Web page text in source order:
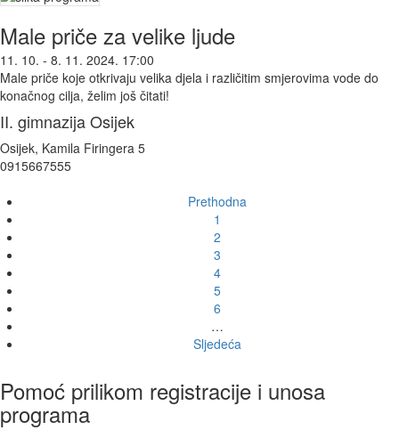
Male priče za velike ljude
11. 10. - 8. 11. 2024. 17:00
Male priče koje otkrivaju velika djela i različitim smjerovima vode do
konačnog cilja, želim još čitati!
II. gimnazija Osijek
Osijek, Kamila Firingera 5
0915667555
Prethodna
1
2
3
4
5
6
…
Sljedeća
Pomoć prilikom registracije i unosa
programa